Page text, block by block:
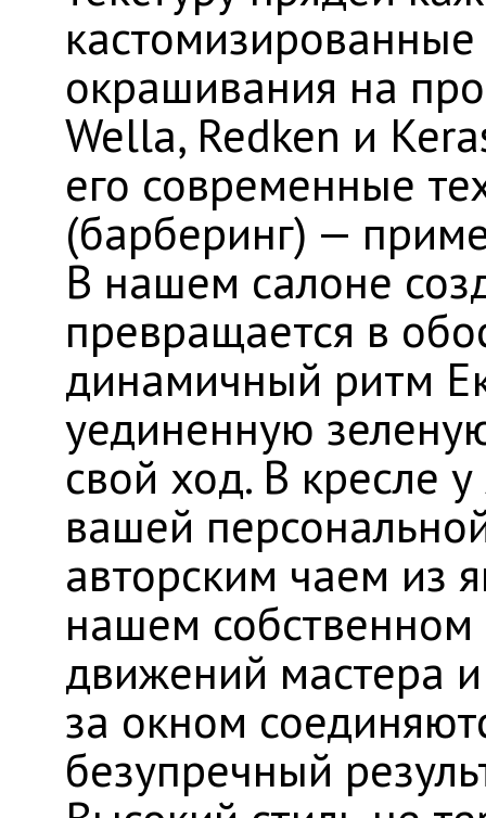
окрашивания на
Wella, Redken и
его современные
(барберинг) —
​В нашем салоне
превращается в
динамичный ритм
уединенную
свой ход. В кресле
вашей
авторским чаем из
нашем
движений мастера
за окном
безупречный